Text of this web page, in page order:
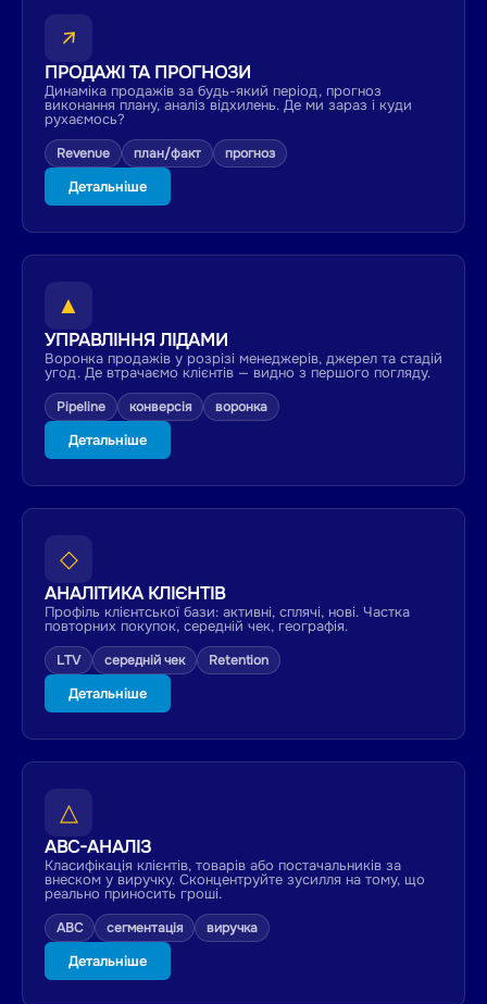
↗
ПРОДАЖІ ТА ПРОГНОЗИ
Динаміка продажів за будь-який період, прогноз
виконання плану, аналіз відхилень. Де ми зараз і куди
рухаємось?
Revenue план/факт прогноз
Детальніше
▲
УПРАВЛІННЯ ЛІДАМИ
Воронка продажів у розрізі менеджерів, джерел та стадій
угод. Де втрачаємо клієнтів — видно з першого погляду.
Pipeline конверсія воронка
Детальніше
◇
АНАЛІТИКА КЛІЄНТІВ
Профіль клієнтської бази: активні, сплячі, нові. Частка
повторних покупок, середній чек, географія.
LTV середній чек Retention
Детальніше
△
ABC-АНАЛІЗ
Класифікація клієнтів, товарів або постачальників за
внеском у виручку. Сконцентруйте зусилля на тому, що
реально приносить гроші.
ABC сегментація виручка
Детальніше